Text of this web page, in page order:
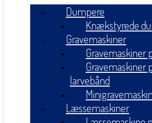
Dumpere
Knækstyrede
Gravemaskiner
Gravemaskiner
Gravemaskiner
larvebånd
Læssemaskiner